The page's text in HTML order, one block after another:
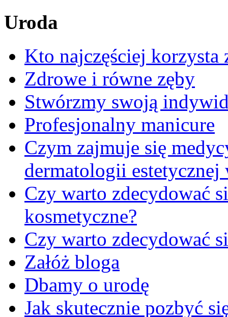
Uroda
Kto najczęściej korzysta
Zdrowe i równe zęby
Stwórzmy swoją
Profesjonalny manicure
Czym zajmuje się
dermatologii estetycznej
Czy warto zdecydować
kosmetyczne?
Czy warto zdecydować
Załóż bloga
Dbamy o urodę
Jak skutecznie pozbyć